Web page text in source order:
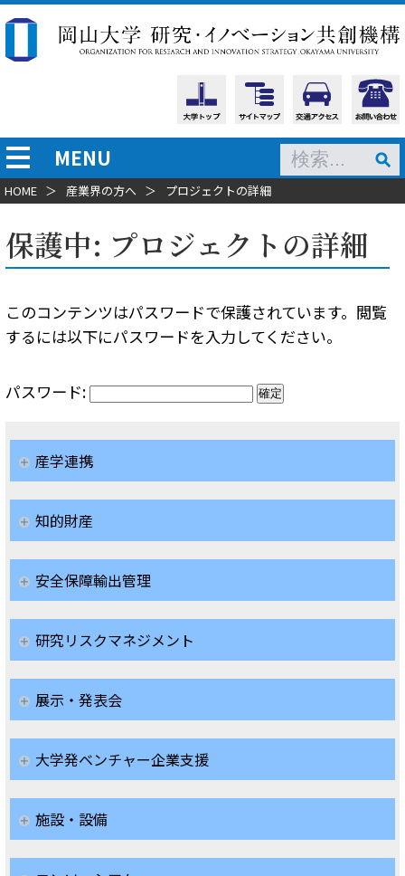
MENU
HOME ＞ 産業界の方へ ＞ プロジェクトの詳細
保護中: プロジェクトの詳細
このコンテンツはパスワードで保護されています。閲覧
するには以下にパスワードを入力してください。
パスワード:
産学連携
知的財産
安全保障輸出管理
研究リスクマネジメント
展示・発表会
大学発ベンチャー企業支援
施設・設備